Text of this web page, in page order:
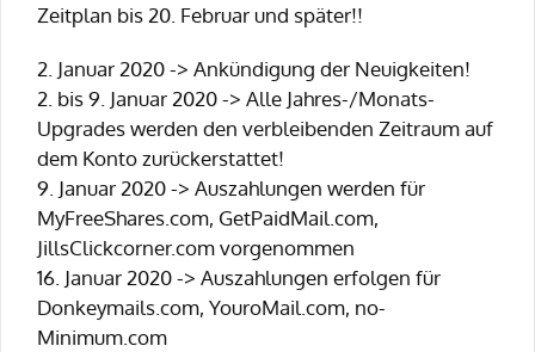
Zeitplan bis 20. Februar und später!!
2. Januar 2020 -> Ankündigung der Neuigkeiten!
2. bis 9. Januar 2020 -> Alle Jahres-/Monats-
Upgrades werden den verbleibenden Zeitraum auf
dem Konto zurückerstattet!
9. Januar 2020 -> Auszahlungen werden für
MyFreeShares.com, GetPaidMail.com,
JillsClickcorner.com vorgenommen
16. Januar 2020 -> Auszahlungen erfolgen für
Donkeymails.com, YouroMail.com, no-
Minimum.com